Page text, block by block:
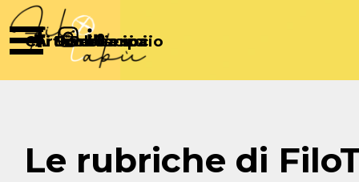
Vai ai contenuti
Salta menù
Chi Siamo
ArticoliPartecipa
Sostienici
Diventa socio
Le rubriche di